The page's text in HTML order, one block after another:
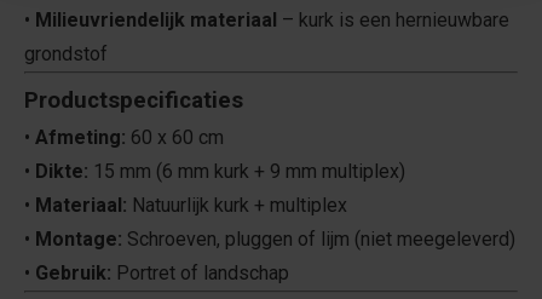
• Milieuvriendelijk materiaal – kurk is een hernieuwbare
grondstof
Productspecificaties
• Afmeting: 60 x 60 cm
• Dikte: 15 mm (6 mm kurk + 9 mm multiplex)
• Materiaal: Natuurlijk kurk + multiplex
• Montage: Schroeven, pluggen of lijm (niet meegeleverd)
• Gebruik: Portret of landschap